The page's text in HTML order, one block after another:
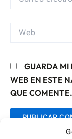
WEB
GUARDA MI
WEB EN ESTE
QUE COMENTE.